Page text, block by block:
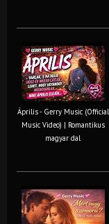
Április - Gerry Music (Official
Music Video) | Romantikus
magyar dal